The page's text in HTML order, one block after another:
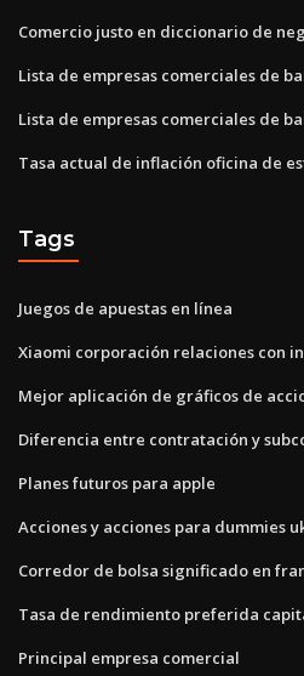
Comercio justo en diccionario de
Lista de empresas comerciales de
Lista de empresas comerciales de
Tasa actual de inflación oficina de
Tags
Juegos de apuestas en línea
Xiaomi corporación relaciones con
Mejor aplicación de gráficos de
Diferencia entre contratación y
Planes futuros para apple
Acciones y acciones para dummies
Corredor de bolsa significado en
Tasa de rendimiento preferida
Principal empresa comercial